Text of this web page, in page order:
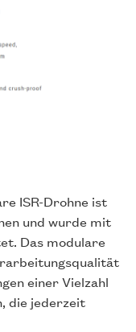
ISR-Drohne ist
und wurde mit
Das modulare
einer Vielzahl
die jederzeit